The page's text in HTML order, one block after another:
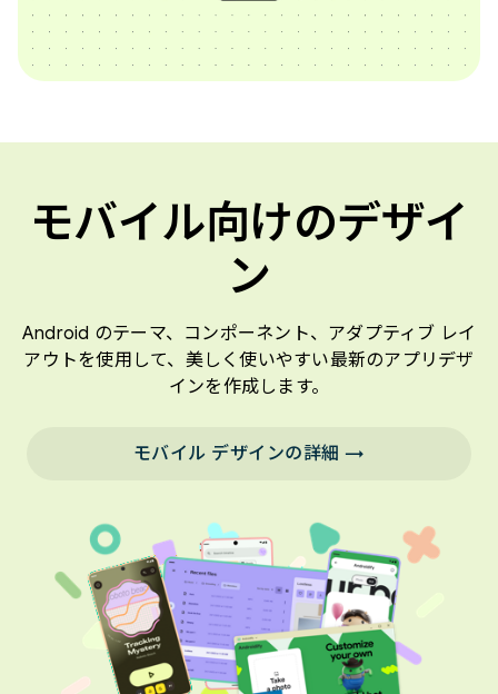
モバイル向けのデザイ
ン
Android のテーマ、コンポーネント、アダプティブ レイ
アウトを使用して、美しく使いやすい最新のアプリデザ
インを作成します。
モバイル デザインの詳細 →